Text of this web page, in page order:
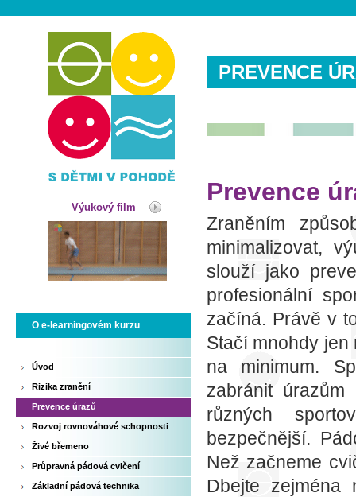
Výukový film
O e-learningovém kurzu
Úvod
Rizika zranění
Prevence úrazů
Rozvoj rovnováhové schopnosti
Živé břemeno
Průpravná pádová cvičení
Základní pádová technika
PREVENCE
Prevence
Zraněním
minimalizovat,
slouží jako
profesionální
začíná. Právě v
Stačí mnohdy
na minimum.
zabránit
různých
bezpečnější.
Než začneme
Dbejte